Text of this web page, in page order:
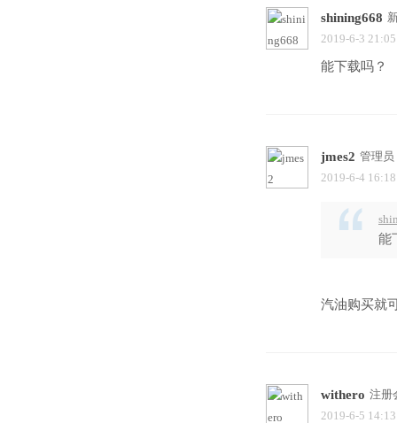
shining668
2019-6-3
能下载吗？
jmes2 管理员
2019-6-4
能
汽油购买就
withero 注册
2019-6-5